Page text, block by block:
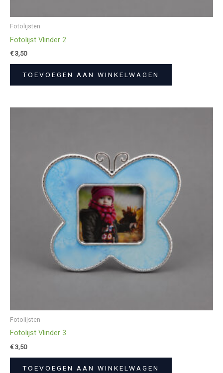
Fotolijsten
Fotolijst Vlinder 2
€3,50
TOEVOEGEN AAN WINKELWAGEN
Fotolijsten
Fotolijst Vlinder 3
€3,50
TOEVOEGEN AAN WINKELWAGEN